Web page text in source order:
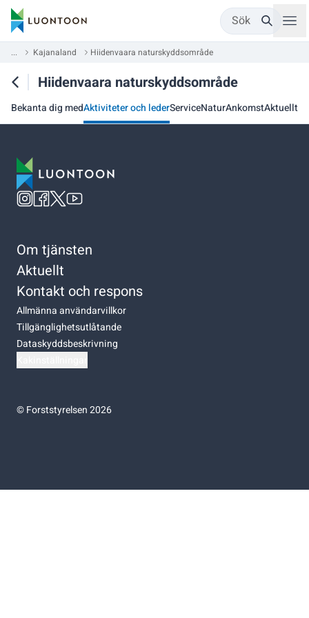
Sök
... Kajanaland Hiidenvaara naturskyddsområde
Hiidenvaara naturskyddsområde
Bekanta dig medAktiviteter och lederServiceNaturAnkomstAktuellt
Om tjänsten
Aktuellt
Kontakt och respons
Allmänna användarvillkor
Tillgänglighetsutlåtande
Dataskyddsbeskrivning
©Forststyrelsen 2026